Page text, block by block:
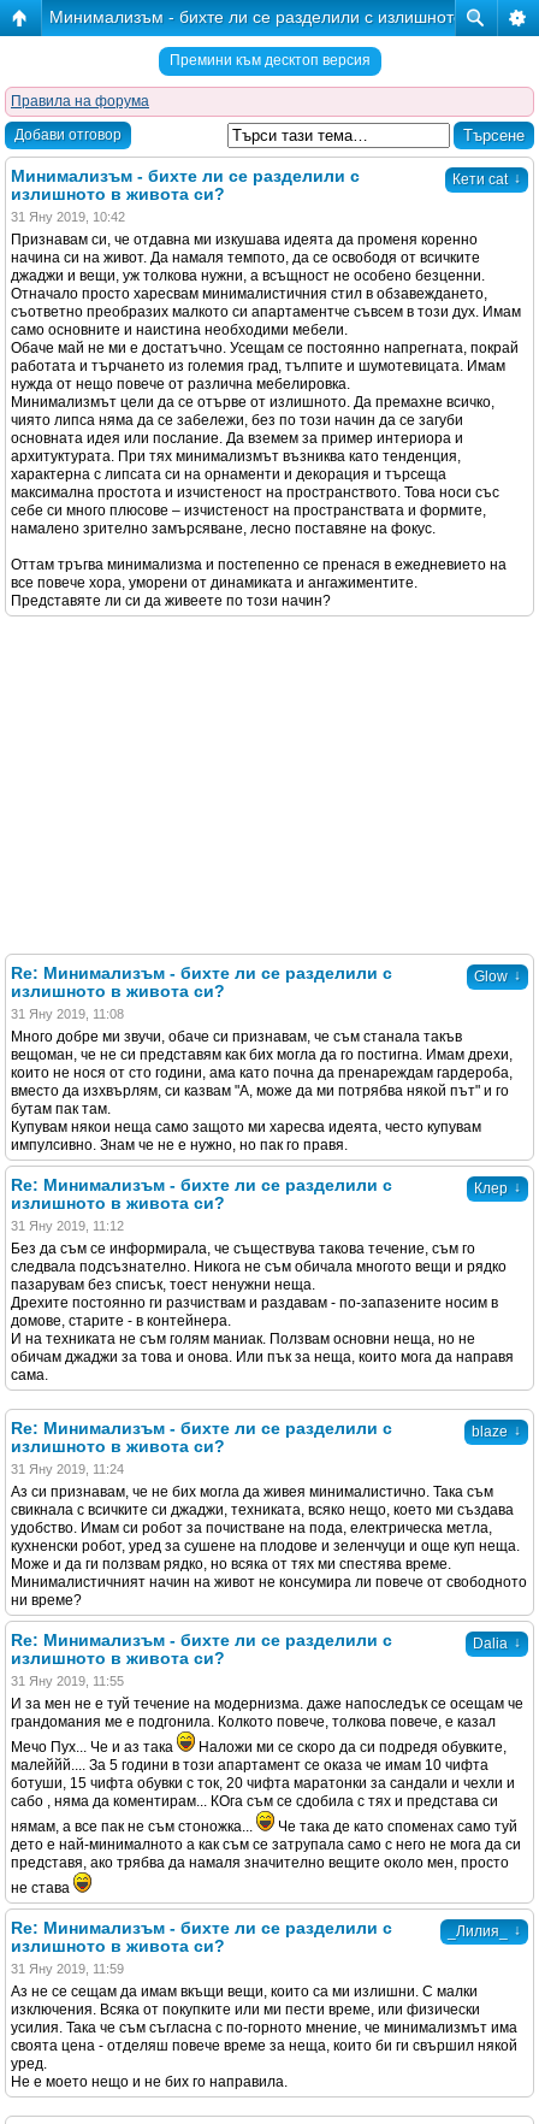
Минимализъм - бихте ли се разделили с излишното в
Премини към десктоп версия
Правила на форума
Добави отговор
Кети cat ↓
Минимализъм - бихте ли се разделили с
излишното в живота си?
31 Яну 2019, 10:42
Признавам си, че отдавна ми изкушава идеята да променя коренно
начина си на живот. Да намаля темпото, да се освободя от всичките
джаджи и вещи, уж толкова нужни, а всъщност не особено безценни.
Отначало просто харесвам минималистичния стил в обзавеждането,
съответно преобразих малкото си апартаментче съвсем в този дух. Имам
само основните и наистина необходими мебели.
Обаче май не ми е достатъчно. Усещам се постоянно напрегната, покрай
работата и търчането из големия град, тълпите и шумотевицата. Имам
нужда от нещо повече от различна мебелировка.
Минимализмът цели да се отърве от излишното. Да премахне всичко,
чиято липса няма да се забележи, без по този начин да се загуби
основната идея или послание. Да вземем за пример интериора и
архитуктурата. При тях минимализмът възниква като тенденция,
характерна с липсата си на орнаменти и декорация и търсеща
максимална простота и изчистеност на пространството. Това носи със
себе си много плюсове – изчистеност на пространствата и формите,
намалено зрително замърсяване, лесно поставяне на фокус.
Оттам тръгва минимализма и постепенно се пренася в ежедневието на
все повече хора, уморени от динамиката и ангажиментите.
Представяте ли си да живеете по този начин?
Glow ↓
Re: Минимализъм - бихте ли се разделили с
излишното в живота си?
31 Яну 2019, 11:08
Много добре ми звучи, обаче си признавам, че съм станала такъв
вещоман, че не си представям как бих могла да го постигна. Имам дрехи,
които не нося от сто години, ама като почна да пренареждам гардероба,
вместо да изхвърлям, си казвам "А, може да ми потрябва някой път" и го
бутам пак там.
Купувам някои неща само защото ми харесва идеята, често купувам
импулсивно. Знам че не е нужно, но пак го правя.
Клер ↓
Re: Минимализъм - бихте ли се разделили с
излишното в живота си?
31 Яну 2019, 11:12
Без да съм се информирала, че съществува такова течение, съм го
следвала подсъзнателно. Никога не съм обичала многото вещи и рядко
пазарувам без списък, тоест ненужни неща.
Дрехите постоянно ги разчиствам и раздавам - по-запазените носим в
домове, старите - в контейнера.
И на техниката не съм голям маниак. Ползвам основни неща, но не
обичам джаджи за това и онова. Или пък за неща, които мога да направя
сама.
blaze ↓
Re: Минимализъм - бихте ли се разделили с
излишното в живота си?
31 Яну 2019, 11:24
Аз си признавам, че не бих могла да живея минималистично. Така съм
свикнала с всичките си джаджи, техниката, всяко нещо, което ми създава
удобство. Имам си робот за почистване на пода, електрическа метла,
кухненски робот, уред за сушене на плодове и зеленчуци и още куп неща.
Може и да ги ползвам рядко, но всяка от тях ми спестява време.
Минималистичният начин на живот не консумира ли повече от свободното
ни време?
Dalia ↓
Re: Минимализъм - бихте ли се разделили с
излишното в живота си?
31 Яну 2019, 11:55
И за мен не е туй течение на модернизма. даже напоследък се осещам че
грандомания ме е подгонила. Колкото повече, толкова повече, е казал
Мечо Пух... Че и аз така
Наложи ми се скоро да си подредя обувките,
малеййй.... За 5 години в този апартамент се оказа че имам 10 чифта
ботуши, 15 чифта обувки с ток, 20 чифта маратонки за сандали и чехли и
сабо , няма да коментирам... КОга съм се сдобила с тях и представа си
нямам, а все пак не съм стоножка...
Че така де като споменах само туй
дето е най-минималното а как съм се затрупала само с него не мога да си
представя, ако трябва да намаля значително вещите около мен, просто
не става
_Лилия_ ↓
Re: Минимализъм - бихте ли се разделили с
излишното в живота си?
31 Яну 2019, 11:59
Аз не се сещам да имам вкъщи вещи, които са ми излишни. С малки
изключения. Всяка от покупките или ми пести време, или физически
усилия. Така че съм съгласна с по-горното мнение, че минимализмът има
своята цена - отделяш повече време за неща, които би ги свършил някой
уред.
Не е моето нещо и не бих го направила.